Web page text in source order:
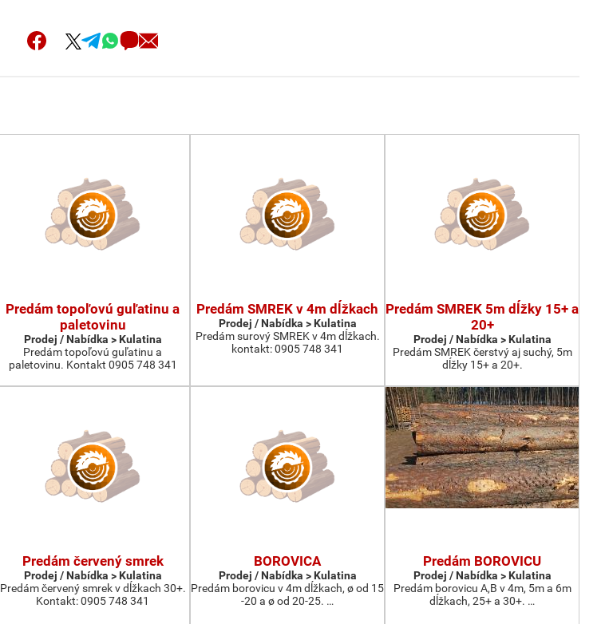
Predám topoľovú guľatinu a
paletovinu
Prodej / Nabídka > Kulatina
Predám topoľovú guľatinu a
paletovinu. Kontakt 0905 748 341
Predám SMREK v 4m dĺžkach
Prodej / Nabídka > Kulatina
Predám surový SMREK v 4m dĺžkach.
kontakt: 0905 748 341
Predám SMREK 5m dĺžky 15+ a
20+
Prodej / Nabídka > Kulatina
Predám SMREK čerstvý aj suchý, 5m
dĺžky 15+ a 20+.
Predám červený smrek
Prodej / Nabídka > Kulatina
Predám červený smrek v dĺžkach 30+.
Kontakt: 0905 748 341
BOROVICA
Prodej / Nabídka > Kulatina
Predám borovicu v 4m dĺžkach, ø od 15
-20 a ø od 20-25. …
Predám BOROVICU
Prodej / Nabídka > Kulatina
Predám borovicu A,B v 4m, 5m a 6m
dĺžkach, 25+ a 30+. …